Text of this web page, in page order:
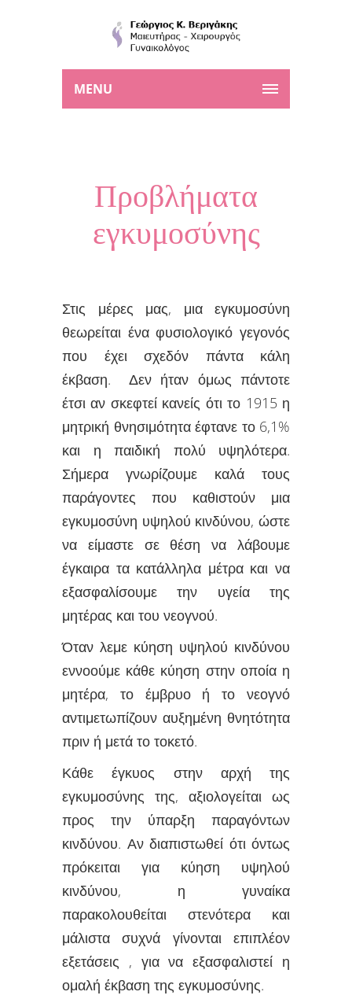
MENU
Προβλήματα
εγκυμοσύνης
Στις μέρες μας, μια εγκυμοσύνη
θεωρείται ένα φυσιολογικό γεγονός
που έχει σχεδόν πάντα κάλη
έκβαση. Δεν ήταν όμως πάντοτε
έτσι αν σκεφτεί κανείς ότι το 1915 η
μητρική θνησιμότητα έφτανε το 6,1%
και η παιδική πολύ υψηλότερα.
Σήμερα γνωρίζουμε καλά τους
παράγοντες που καθιστούν μια
εγκυμοσύνη υψηλού κινδύνου, ώστε
να είμαστε σε θέση να λάβουμε
έγκαιρα τα κατάλληλα μέτρα και να
εξασφαλίσουμε την υγεία της
μητέρας και του νεογνού.
Όταν λεμε κύηση υψηλού κινδύνου
εννοούμε κάθε κύηση στην οποία η
μητέρα, το έμβρυο ή το νεογνό
αντιμετωπίζουν αυξημένη θνητότητα
πριν ή μετά το τοκετό.
Κάθε έγκυος στην αρχή της
εγκυμοσύνης της, αξιολογείται ως
προς την ύπαρξη παραγόντων
κινδύνου. Αν διαπιστωθεί ότι όντως
πρόκειται για κύηση υψηλού
κινδύνου, η γυναίκα
παρακολουθείται στενότερα και
μάλιστα συχνά γίνονται επιπλέον
εξετάσεις , για να εξασφαλιστεί η
ομαλή έκβαση της εγκυμοσύνης.